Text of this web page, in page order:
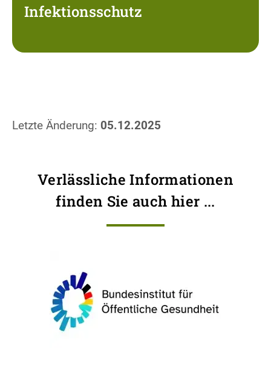
Infektionsschutz
Letzte Änderung: 05.12.2025
Verlässliche Informationen
finden Sie auch hier ...